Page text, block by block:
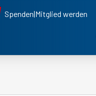
Spenden|Mitglied werden